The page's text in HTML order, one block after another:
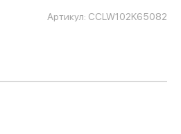
Артикул: CCLW102K65082